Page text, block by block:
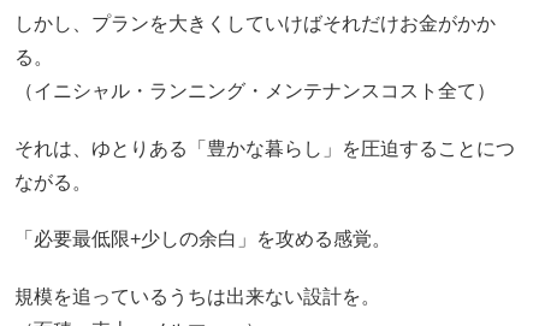
しかし、プランを大きくしていけばそれだけお金がかか
る。
（イニシャル・ランニング・メンテナンスコスト全て）
それは、ゆとりある「豊かな暮らし」を圧迫することにつ
ながる。
「必要最低限+少しの余白」を攻める感覚。
規模を追っているうちは出来ない設計を。